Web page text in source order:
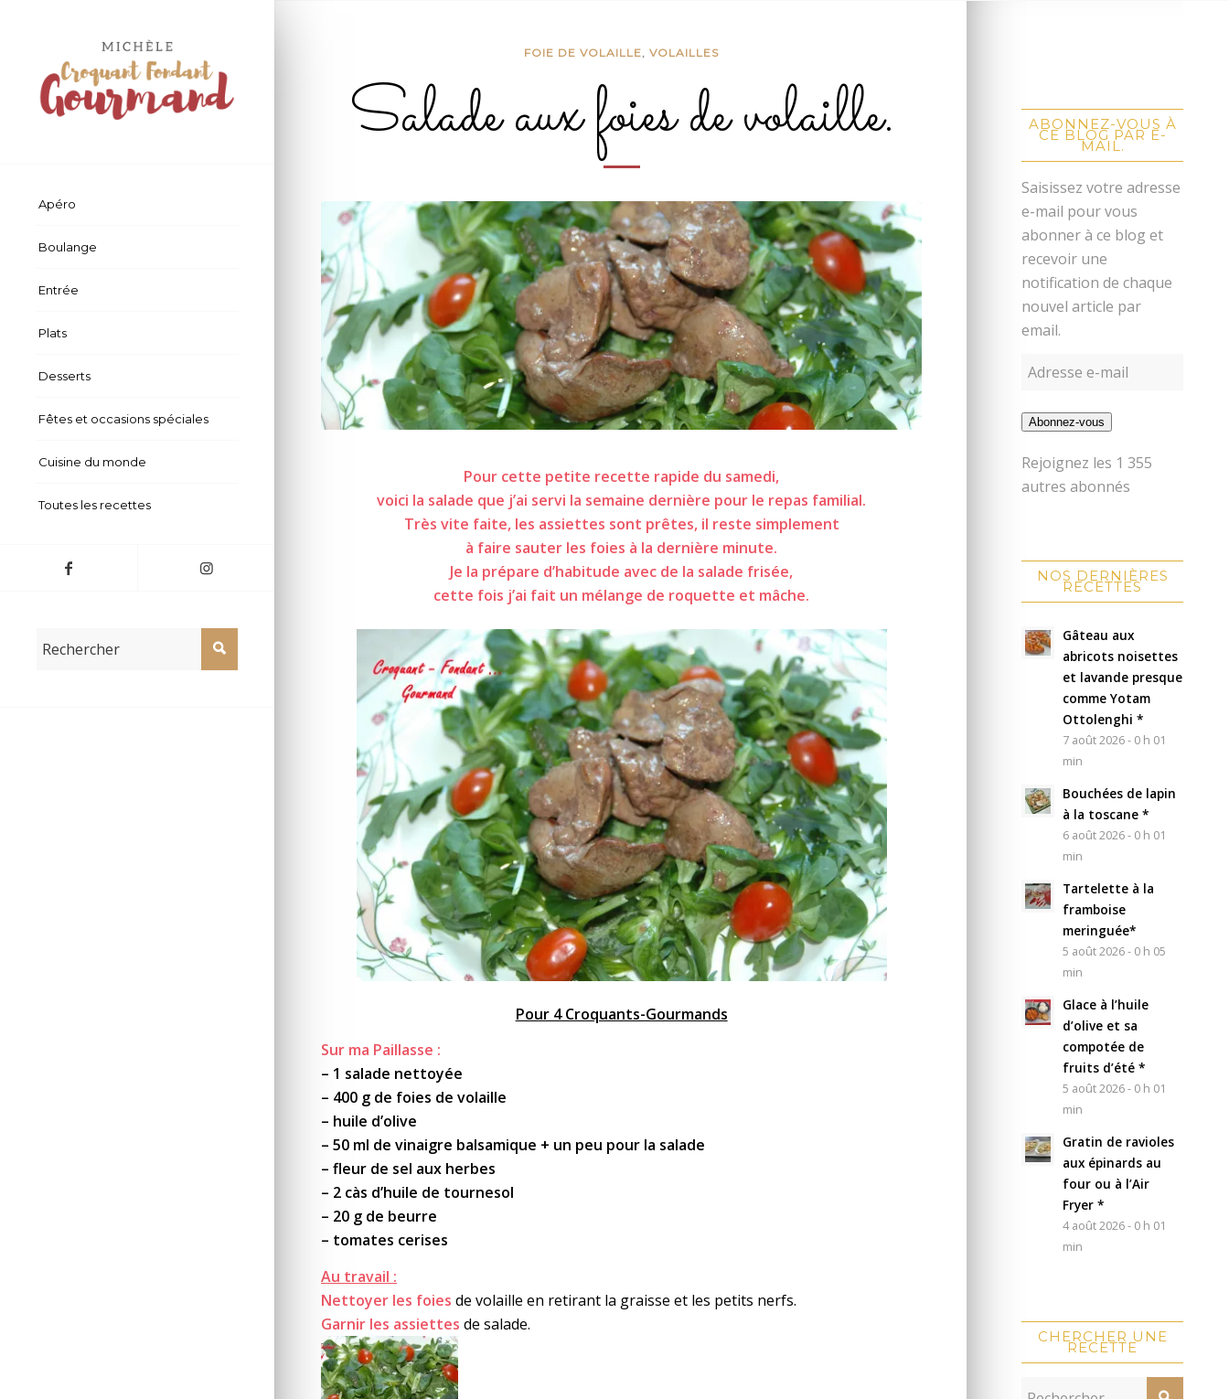
Apéro
Boulange
Entrée
Plats
Desserts
Fêtes et occasions spéciales
Cuisine du monde
Toutes les recettes
FOIE DE VOLAILLE,VOLAILLES
Salade aux foies de volaille.
Pour cette petite recette rapide du samedi,
voici la salade que j’ai servi la semaine dernière pour le repas familial.
Très vite faite, les assiettes sont prêtes, il reste simplement
à faire sauter les foies à la dernière minute.
Je la prépare d’habitude avec de la salade frisée,
cette fois j’ai fait un mélange de roquette et mâche.
Pour 4 Croquants-Gourmands
Sur ma Paillasse :
– 1 salade nettoyée
– 400 g de foies de volaille
– huile d’olive
– 50 ml de vinaigre balsamique + un peu pour la salade
– fleur de sel aux herbes
– 2 càs d’huile de tournesol
– 20 g de beurre
– tomates cerises
Au travail :
Nettoyer les foies de volaille en retirant la graisse et les petits nerfs.
Garnir les assiettes de salade.
ABONNEZ-VOUS À
CE BLOG PAR E-
MAIL.
Saisissez votre adresse
e-mail pour vous
abonner à ce blog et
recevoir une
notification de chaque
nouvel article par
email.
Abonnez-vous
Rejoignez les 1 355
autres abonnés
NOS DERNIÈRES
RECETTES
Gâteau aux
abricots noisettes
et lavande presque
comme Yotam
Ottolenghi *
7 août 2026 - 0 h 01
min
Bouchées de lapin
à la toscane *
6 août 2026 - 0 h 01
min
Tartelette à la
framboise
meringuée*
5 août 2026 - 0 h 05
min
Glace à l’huile
d’olive et sa
compotée de
fruits d’été *
5 août 2026 - 0 h 01
min
Gratin de ravioles
aux épinards au
four ou à l’Air
Fryer *
4 août 2026 - 0 h 01
min
CHERCHER UNE
RECETTE